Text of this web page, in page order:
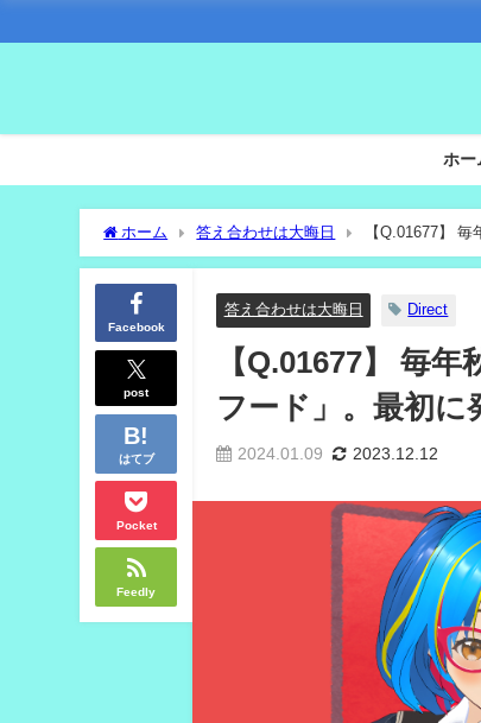
ホー
ホーム 答え合わせは大晦日 【Q.01677】
Facebook
post
はてブ
Pocket
Feedly
答え合わせは大晦日 Direct
【Q.01677】 毎
フード」。最初に
2024.01.09 2023.12.12